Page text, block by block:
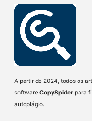
A partir de 2024, todos os
software CopySpider para
autoplágio.